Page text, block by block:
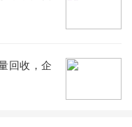
回收，企